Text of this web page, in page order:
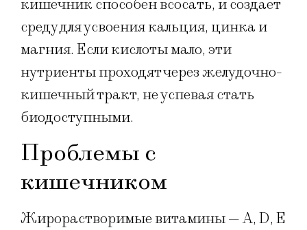
кишечник способен всосать, и создает
среду для усвоения кальция, цинка и
магния. Если кислоты мало, эти
нутриенты проходят через желудочно-
кишечный тракт, не успевая стать
биодоступными.
Проблемы с
кишечником
Жирорастворимые витамины — A, D, E